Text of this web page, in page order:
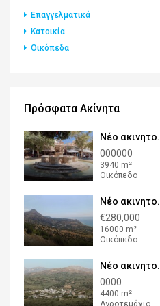
Επαγγελματικά
Κατοικία
Οικόπεδα
Πρόσφατα Ακίνητα
Νέο ακινητο.
000000
3940 m²
Οικόπεδο
Νέο ακινητο.
€280,000
16000 m²
Οικόπεδο
Νέο ακινητο.
0000
4400 m²
Αγροτεμάχιο